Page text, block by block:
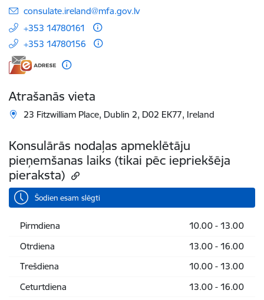
E-pasts:
consulate.ireland@mfa.gov.lv
+353 14780161
+353 14780156
Atrašanās vieta
23 Fitzwilliam Place, Dublin 2, D02 EK77, Ireland
Konsulārās nodaļas apmeklētāju
pieņemšanas laiks (tikai pēc iepriekšēja
pieraksta)
Šodien esam slēgti
Pirmdiena
10.00 - 13.00
Otrdiena
13.00 - 16.00
Trešdiena
10.00 - 13.00
Ceturtdiena
13.00 - 16.00